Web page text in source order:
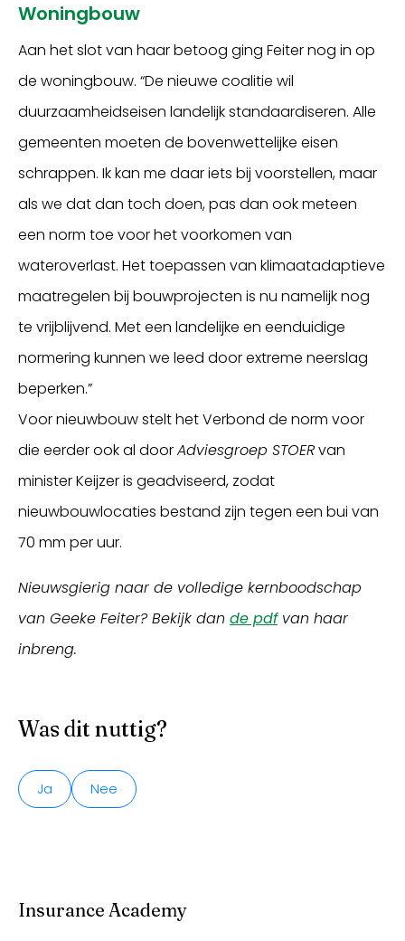
Woningbouw
Aan het slot van haar betoog ging Feiter nog in op
de woningbouw. “De nieuwe coalitie wil
duurzaamheidseisen landelijk standaardiseren. Alle
gemeenten moeten de bovenwettelijke eisen
schrappen. Ik kan me daar iets bij voorstellen, maar
als we dat dan toch doen, pas dan ook meteen
een norm toe voor het voorkomen van
wateroverlast. Het toepassen van klimaatadaptieve
maatregelen bij bouwprojecten is nu namelijk nog
te vrijblijvend. Met een landelijke en eenduidige
normering kunnen we leed door extreme neerslag
beperken.”
Voor nieuwbouw stelt het Verbond de norm voor
die eerder ook al doorAdviesgroep STOERvan
minister Keijzer is geadviseerd, zodat
nieuwbouwlocaties bestand zijn tegen een bui van
70 mm per uur.
Nieuwsgierig naar de volledige kernboodschap
van Geeke Feiter? Bekijk dan de pdfvan haar
inbreng.
Was dit nuttig?
Ja Nee
Insurance Academy